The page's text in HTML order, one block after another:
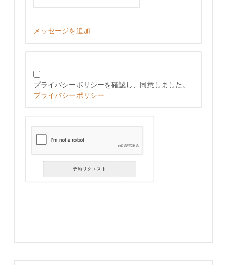
メッセージを追加
プライバシーポリシーを確認し、同意しました。
プライバシーポリシー
予約リクエスト